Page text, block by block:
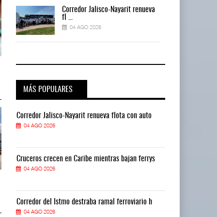
IT-ANÁLISIS: Mercado Pago acelera
04 AGO 2026
04 AGO 2026
IT-ANÁLISIS: Mercado Pago
04 AGO 2026
Corredor Jalisco-Nayarit renueva
fl ...
04 AGO 2026
MÁS POPULARES
Corredor Jalisco-Nayarit renueva flota con auto
04 AGO 2026
Cruceros crecen en Caribe mientras bajan ferrys
04 AGO 2026
Corredor del Istmo destraba ramal ferroviario h
04 AGO 2026